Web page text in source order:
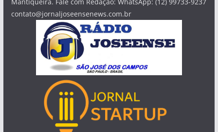
contato@jornaljoseensenews.com.br